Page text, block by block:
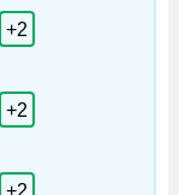
+2
+2
+2